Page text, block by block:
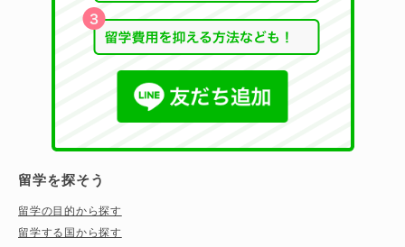
留学を探そう
留学の目的から探す
留学する国から探す